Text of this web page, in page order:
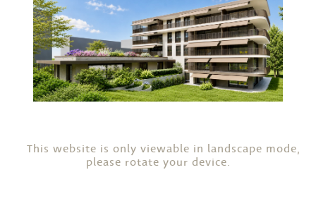
This website is only viewable in landscape mode,
please rotate your device.